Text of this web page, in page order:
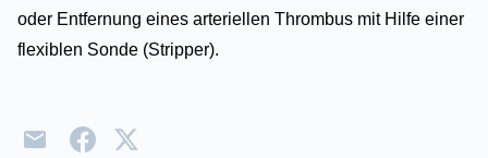
oder Entfernung eines arteriellen Thrombus mit Hilfe einer
flexiblen Sonde (Stripper).